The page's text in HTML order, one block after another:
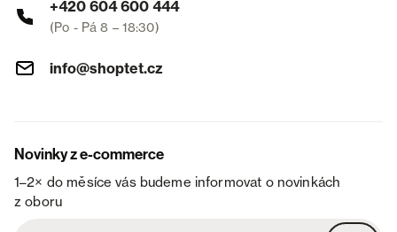
+420 604 600 444
(Po - Pá 8 – 18:30)
info@shoptet.cz
Novinky z e-commerce
1–2× do měsíce vás budeme informovat o novinkách
z oboru